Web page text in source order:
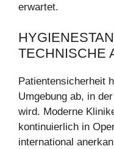
erwartet.
TECHNISCHE
Patientensicherheit
Umgebung ab, in
wird. Moderne
kontinuierlich in
international